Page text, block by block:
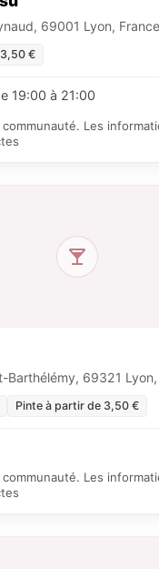
69001 Lyon, France
€
19:00 à 21:00
Les
Barthélémy, 69321
Pinte à partir de 3,50 €
Les